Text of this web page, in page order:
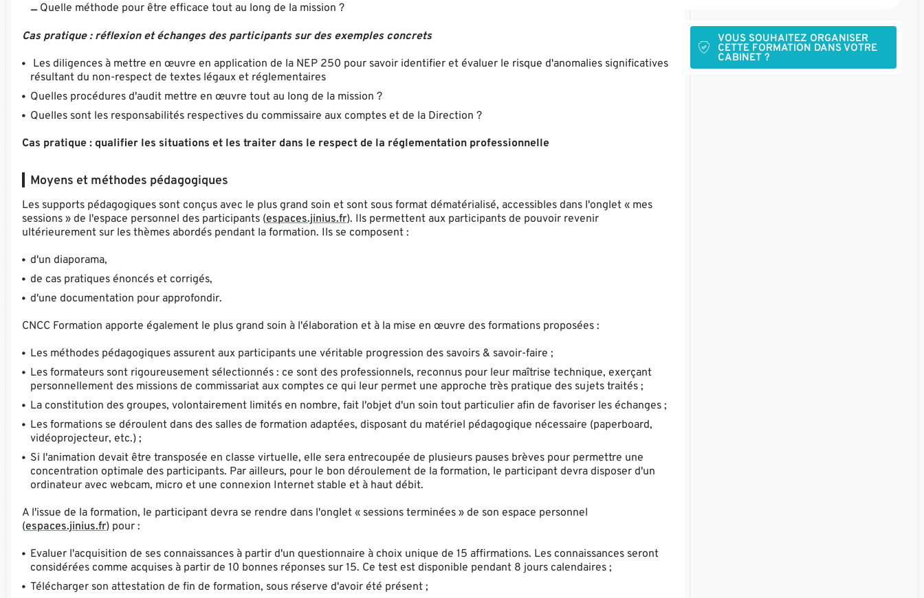
Quelle méthode pour être efficace tout au long de la mission ?
Cas pratique : réflexion et échanges des participants sur des exemples concrets
Les diligences à mettre en œuvre en application de la NEP 250 pour savoir identifier et évaluer le risque d'anomalies significatives
résultant du non-respect de textes légaux et réglementaires
Quelles procédures d'audit mettre en œuvre tout au long de la mission ?
Quelles sont les responsabilités respectives du commissaire aux comptes et de la Direction ?
Cas pratique : qualifier les situations et les traiter dans le respect de la réglementation professionnelle
Moyens et méthodes pédagogiques
Les supports pédagogiques sont conçus avec le plus grand soin et sont sous format dématérialisé, accessibles dans l'onglet « mes
sessions » de l'espace personnel des participants (espaces.jinius.fr). Ils permettent aux participants de pouvoir revenir
ultérieurement sur les thèmes abordés pendant la formation. Ils se composent :
d'un diaporama,
de cas pratiques énoncés et corrigés,
d'une documentation pour approfondir.
CNCC Formation apporte également le plus grand soin à l'élaboration et à la mise en œuvre des formations proposées :
Les méthodes pédagogiques assurent aux participants une véritable progression des savoirs & savoir-faire ;
Les formateurs sont rigoureusement sélectionnés : ce sont des professionnels, reconnus pour leur maîtrise technique, exerçant
personnellement des missions de commissariat aux comptes ce qui leur permet une approche très pratique des sujets traités ;
La constitution des groupes, volontairement limités en nombre, fait l'objet d'un soin tout particulier afin de favoriser les échanges ;
Les formations se déroulent dans des salles de formation adaptées, disposant du matériel pédagogique nécessaire (paperboard,
vidéoprojecteur, etc.) ;
Si l'animation devait être transposée en classe virtuelle, elle sera entrecoupée de plusieurs pauses brèves pour permettre une
concentration optimale des participants. Par ailleurs, pour le bon déroulement de la formation, le participant devra disposer d'un
ordinateur avec webcam, micro et une connexion Internet stable et à haut débit.
A l'issue de la formation, le participant devra se rendre dans l'onglet « sessions terminées » de son espace personnel
(espaces.jinius.fr) pour :
Evaluer l'acquisition de ses connaissances à partir d'un questionnaire à choix unique de 15 affirmations. Les connaissances seront
considérées comme acquises à partir de 10 bonnes réponses sur 15. Ce test est disponible pendant 8 jours calendaires ;
Télécharger son attestation de fin de formation, sous réserve d'avoir été présent ;
VOUS SOUHAITEZ ORGANISER
CETTE FORMATION DANS VOTRE
CABINET ?